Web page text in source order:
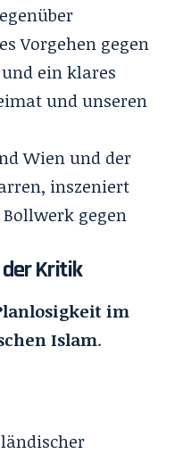
Vorgehen gegen
ein klares
und unseren
Wien und der
inszeniert
gegen
Kritik
im
Islam.